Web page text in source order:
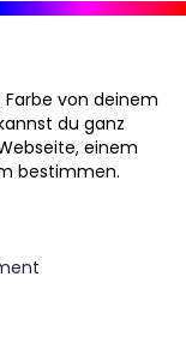
von deinem
du ganz
einem
bestimmen.